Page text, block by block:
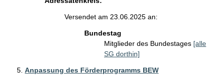
Versendet am 23.06.2025 an:
Bundestag
Mitglieder des Bundestages [alle
SG dorthin]
Anpassung des Förderprogramms BEW